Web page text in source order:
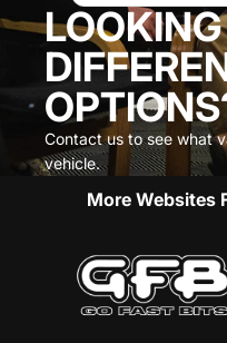
Contact us to see what
vehicle.
More Websites